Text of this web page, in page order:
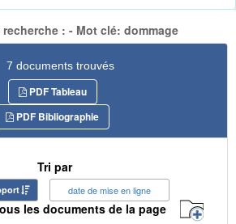
: - Mot clé: dommage
7 documents trouvés
PDF Tableau
PDF Bibliographie
Tri par
date de mise en ligne
les documents de la page